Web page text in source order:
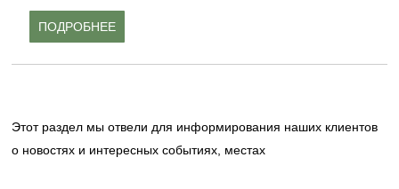
ПОДРОБНЕЕ
Этот раздел мы отвели для информирования наших клиентов
о новостях и интересных событиях, местах